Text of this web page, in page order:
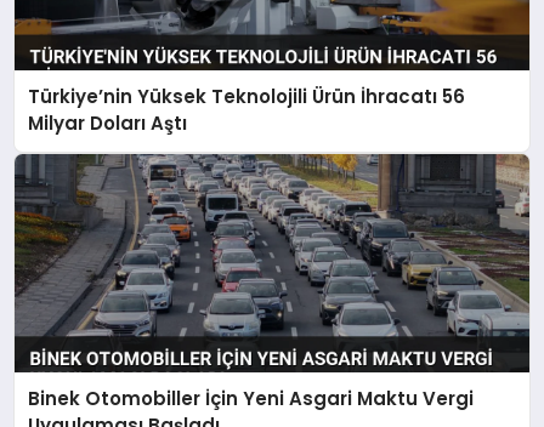
Türkiye’nin Yüksek Teknolojili Ürün İhracatı 56
Milyar Doları Aştı
Binek Otomobiller İçin Yeni Asgari Maktu Vergi